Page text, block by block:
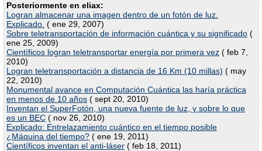
Posteriormente en eliax:
Logran almacenar una imagen dentro de un fotón de luz.
Explicado. ( ene 29, 2007)
Sobre teletransportación de información cuántica y su significado (
ene 25, 2009)
Científicos logran teletransportar energía por primera vez ( feb 7,
2010)
Logran teletransportación a distancia de 16 Km (10 millas) ( may
22, 2010)
Monumental avance en Computación Cuántica las haría práctica
en menos de 10 años ( sept 20, 2010)
Inventan el SuperFotón, una nueva fuente de luz, y sobre lo que
es un BEC ( nov 26, 2010)
Explicado: Entrelazamiento cuántico en el tiempo posible
¿Máquina del tiempo? ( ene 19, 2011)
Científicos inventan el anti-láser ( feb 18, 2011)